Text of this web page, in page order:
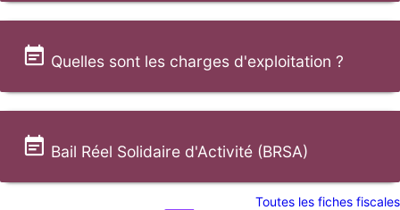
Quelles sont les charges d'exploitation ?
Bail Réel Solidaire d'Activité (BRSA)
Toutes les fiches fiscales